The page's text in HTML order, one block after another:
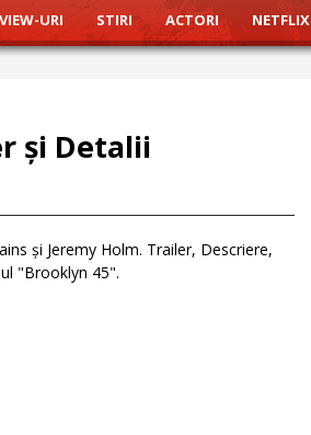
URI STIRI ACTORI NETFLIX
și Detalii
și Jeremy Holm. Trailer, Descriere,
"Brooklyn 45".